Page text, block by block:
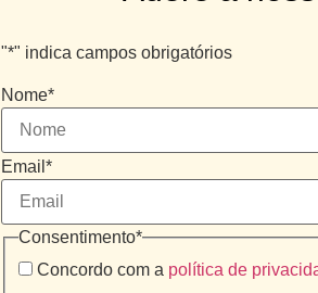
"*" indica campos obrigatórios
Nome*
Email *
Consentimento*
Concordo com a política de